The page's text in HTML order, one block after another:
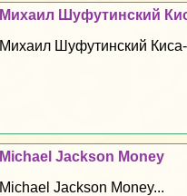
Михаил Шуфутинский
Михаил Шуфутинский Киса-
Michael Jackson Money
Michael Jackson Money...